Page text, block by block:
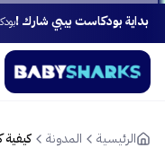
بداية بودكاست بيبي شارك !
الرئيسية المدونة